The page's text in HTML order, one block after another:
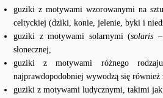
guziki z motywami wzorowanymi na
celtyckiej (dziki, konie, jelenie, byki i
guziki z motywami solarnymi (solaris
słonecznej,
guziki z motywami różnego
najprawdopodobniej wywodzą się
guziki z motywami ludycznymi, takimi